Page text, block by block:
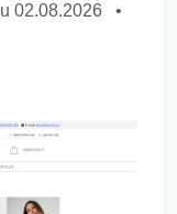
02.08.2026
•